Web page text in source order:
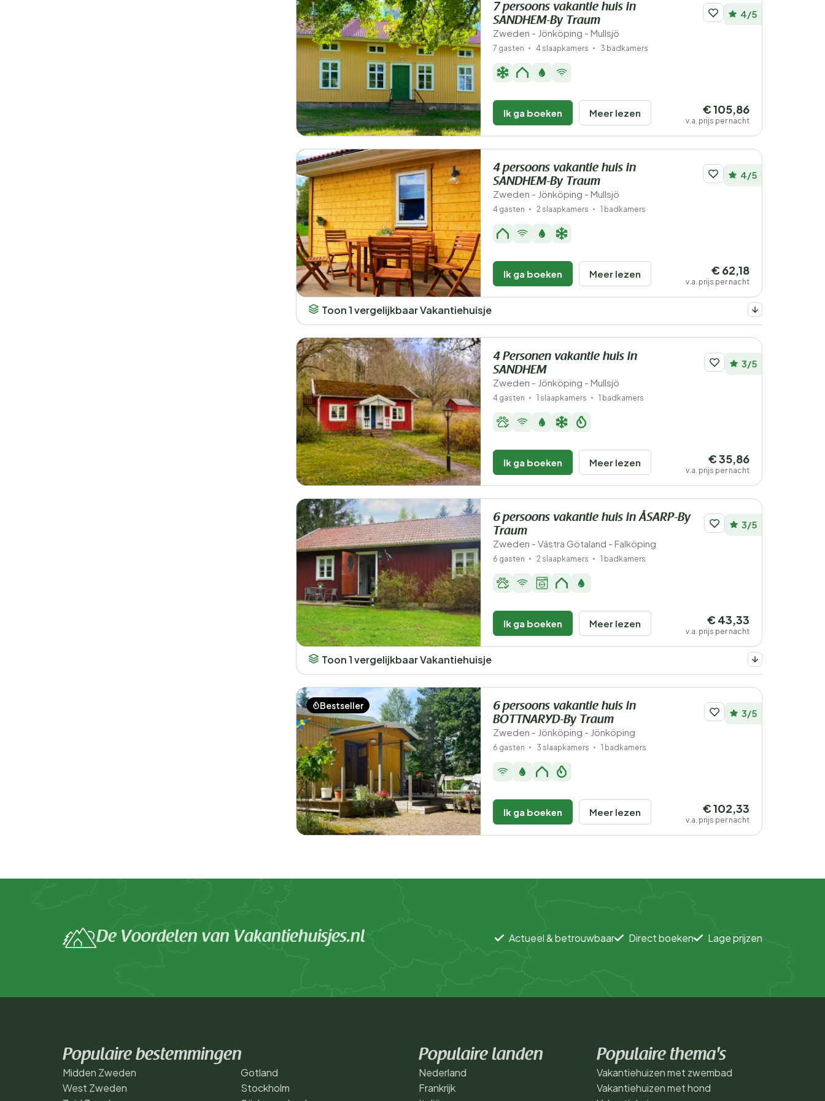
7 persoons vakantie huis in
SANDHEM-By Traum
Zweden - Jönköping - Mullsjö
4/5
7 gasten 4 slaapkamers 3 badkamers
Ik ga boeken Meer lezen € 105,86
v.a. prijs per nacht
4 persoons vakantie huis in
SANDHEM-By Traum
Zweden - Jönköping - Mullsjö
4/5
4 gasten 2 slaapkamers 1 badkamers
Ik ga boeken Meer lezen € 62,18
v.a. prijs per nacht
Toon 1 vergelijkbaar Vakantiehuisje
4 Personen vakantie huis in
SANDHEM
Zweden - Jönköping - Mullsjö
3/5
4 gasten 1 slaapkamers 1 badkamers
Ik ga boeken Meer lezen € 35,86
v.a. prijs per nacht
6 persoons vakantie huis in ÅSARP-By
Traum
Zweden - Västra Götaland - Falköping
3/5
6 gasten 2 slaapkamers 1 badkamers
Ik ga boeken Meer lezen € 43,33
v.a. prijs per nacht
Toon 1 vergelijkbaar Vakantiehuisje
Bestseller
6 persoons vakantie huis in
BOTTNARYD-By Traum
Zweden - Jönköping - Jönköping
3/5
6 gasten 3 slaapkamers 1 badkamers
Ik ga boeken Meer lezen € 102,33
v.a. prijs per nacht
De Voordelen van Vakantiehuisjes.nl Actueel & betrouwbaar Direct boeken Lage prijzen
Populaire bestemmingen
Midden Zweden
West Zweden
Gotland
Stockholm
Populaire landen
Nederland
Frankrijk
Populaire thema's
Vakantiehuizen met zwembad
Vakantiehuizen met hond